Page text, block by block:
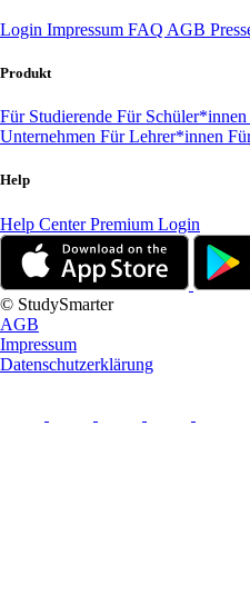
Login Impressum FAQ AGB
Produkt
Für Studierende Für Schüler*innen
Unternehmen Für Lehrer*innen
Help
Help CenterPremium Login
© StudySmarter
AGB
Impressum
Datenschutzerklärung